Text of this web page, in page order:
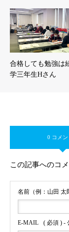
合格しても勉強
学三年生Hさん
0 コメン
この記事へのコ
名前（例：山田 太
E-MAIL ( 必須 ) -